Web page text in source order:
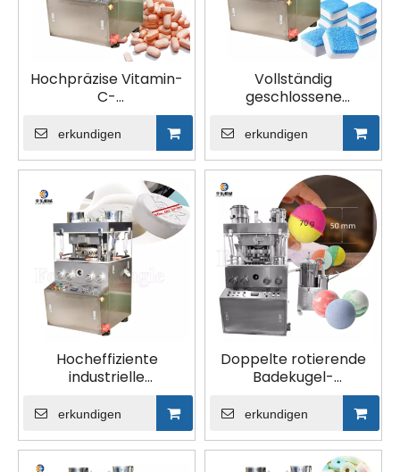
Hochpräzise Vitamin-
C-
Rotationstablettenpresse
für Süßigkeiten
erkundigen
Vollständig
geschlossene
Hochgeschwindigkeits-
Tablettenpressmaschine
für Lebensmittel
erkundigen
Hocheffiziente
industrielle
Rotationstablettenpressmaschine
des chinesischen
erkundigen
Doppelte rotierende
Badekugel-
Brausetablettenpresse
zu verkaufen
erkundigen